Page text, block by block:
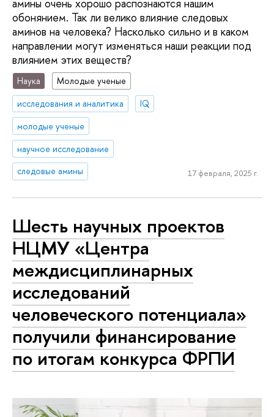
амины очень хорошо распознаются нашим
обонянием. Так ли велико влияние следовых
аминов на человека? Насколько сильно и в каком
направлении могут изменяться наши реакции под
влиянием этих веществ?
Наука
Молодые ученые
исследования и аналитика
IQ
молодые ученые
научное исследование
следовые амины
17 февраля, 2025 г.
Шесть научных проектов
НЦМУ «Центра
междисциплинарных
исследований
человеческого потенциала»
получили финансирование
по итогам конкурса ФРПИ